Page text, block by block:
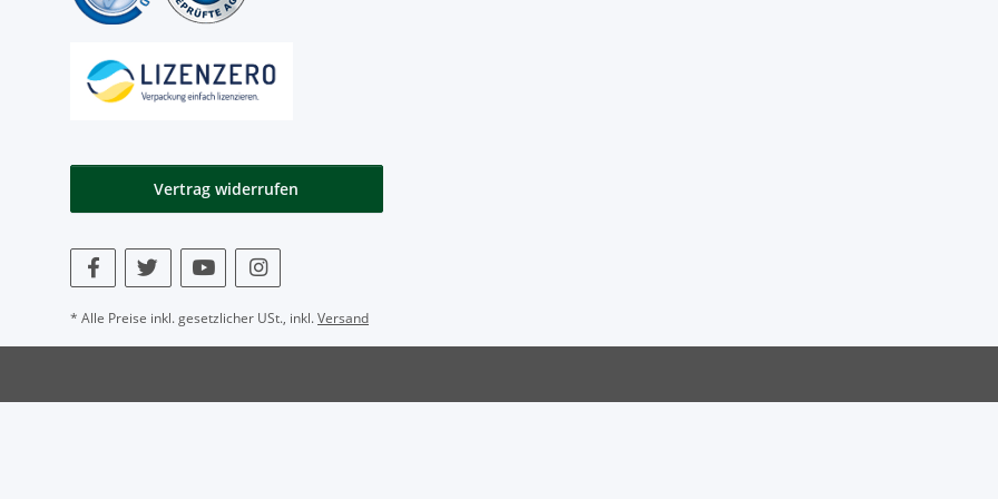
Vertrag widerrufen
* Alle Preise inkl. gesetzlicher USt., inkl.Versand